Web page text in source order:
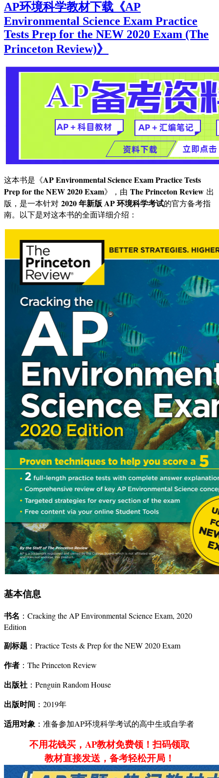
AP环境科学教材下载《AP
Environmental Science Exam Practice
Tests Prep for the NEW 2020 Exam (The
Princeton Review)》
这本书是《AP Environmental Science Exam Practice Tests
Prep for the NEW 2020 Exam》，由 The Princeton Review 出
版，是一本针对 2020 年新版 AP 环境科学考试的官方备考指
南。以下是对这本书的全面详细介绍：
基本信息
书名 ：Cracking the AP Environmental Science Exam, 2020
Edition
副标题 ：Practice Tests & Prep for the NEW 2020 Exam
作者 ：The Princeton Review
出版社 ：Penguin Random House
出版时间 ：2019年
适用对象 ：准备参加AP环境科学考试的高中生或自学者
不用花钱买，AP教材免费领！扫码领取
教材直接发送，备考轻松开局！